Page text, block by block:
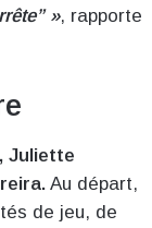
», rapporte
Juliette
Au départ,
de jeu, de